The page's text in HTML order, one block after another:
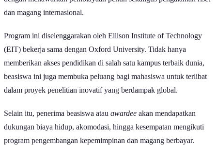
dan magang internasional.
Program ini diselenggarakan oleh Ellison Institute of Technology
(EIT) bekerja sama dengan Oxford University. Tidak hanya
memberikan akses pendidikan di salah satu kampus terbaik dunia,
beasiswa ini juga membuka peluang bagi mahasiswa untuk terlibat
dalam proyek penelitian inovatif yang berdampak global.
Selain itu, penerima beasiswa atau awardee akan mendapatkan
dukungan biaya hidup, akomodasi, hingga kesempatan mengikuti
program pengembangan kepemimpinan dan magang berbayar.